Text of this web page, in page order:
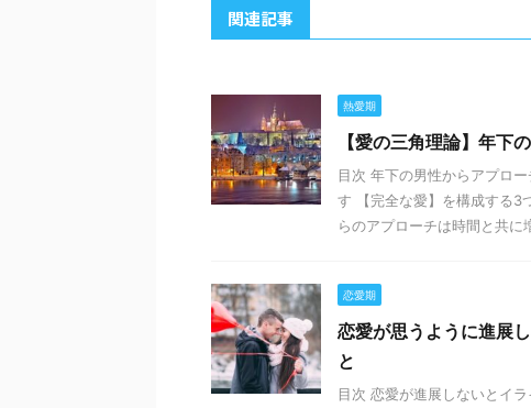
関連記事
熱愛期
【愛の三角理論】年下
目次 年下の男性からアプロ
す 【完全な愛】を構成する3
らのアプローチは時間と共に
恋愛期
恋愛が思うように進展
と
目次 恋愛が進展しないとイ